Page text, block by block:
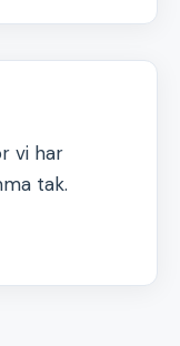
vi har
tak.